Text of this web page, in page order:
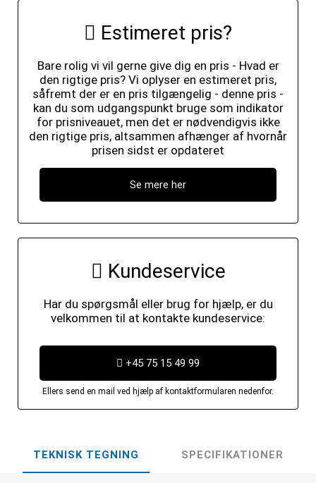
Estimeret pris?
Bare rolig vi vil gerne give dig en pris - Hvad er
den rigtige pris? Vi oplyser en estimeret pris,
såfremt der er en pris tilgængelig - denne pris -
kan du som udgangspunkt bruge som indikator
for prisniveauet, men det er nødvendigvis ikke
den rigtige pris, altsammen afhænger af hvornår
prisen sidst er opdateret
Se mere her
Kundeservice
Har du spørgsmål eller brug for hjælp, er du
velkommen til at kontakte kundeservice:
+45 75 15 49 99
Ellers send en mail ved hjælp af kontaktformularen nedenfor.
TEKNISK TEGNING SPECIFIKATIONER